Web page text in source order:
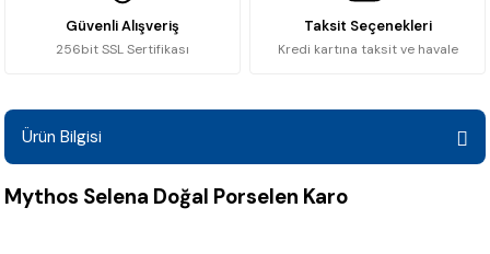
Güvenli Alışveriş
256bit SSL Sertifikası
Taksit Seçenekleri
Kredi kartına taksit ve havale
Ürün Bilgisi
Mythos Selena Doğal Porselen Karo